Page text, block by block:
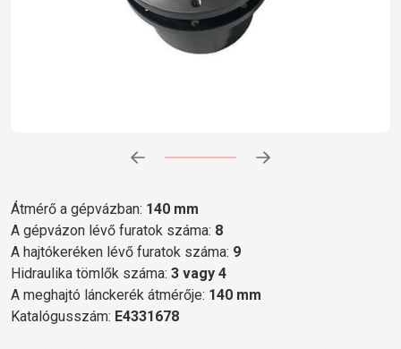
Átmérő a gépvázban: 140 mm
A gépvázon lévő furatok száma: 8
A hajtókeréken lévő furatok száma: 9
Hidraulika tömlők száma: 3 vagy 4
A meghajtó lánckerék átmérője: 140 mm
Katalógusszám: E4331678